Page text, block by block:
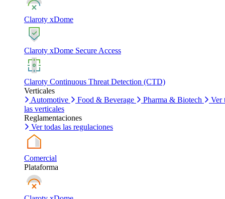
Claroty xDome
Claroty xDome Secure Access
Claroty Continuous Threat Detection (CTD)
Verticales
Automotive
Food & Beverage Pharma & Biotech
Ver
las verticales
Reglamentaciones
Ver todas las regulaciones
Comercial
Plataforma